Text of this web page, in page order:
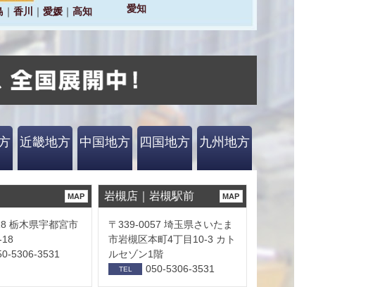
近畿地方 中国地方 四国地方 九州地方
MAP
栃木県宇都宮市
5306-3531
岩槻店｜岩槻駅前 MAP
〒339-0057 埼玉県さいたま
市岩槻区本町4丁目10-3 カト
ルセゾン1階
TEL 050-5306-3531